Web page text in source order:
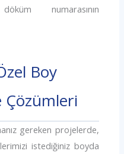
numarasının
Boy
Çözümleri
gereken projelerde,
istediğiniz boyda